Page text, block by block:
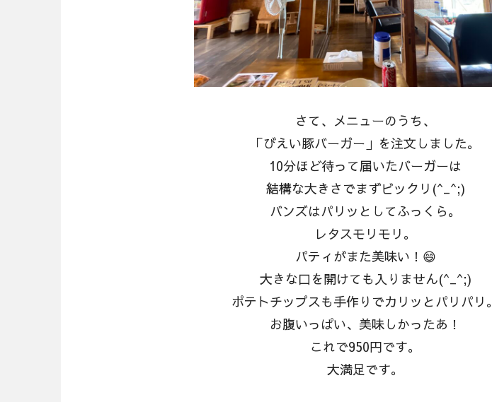
さて、メニューのうち、
「びえい豚バーガー」を注文しました。
10分ほど待って届いたバーガーは
結構な大きさでまずビックリ(^_^;)
バンズはパリッとしてふっくら。
レタスモリモリ。
パティがまた美味い！😄
大きな口を開けても入りません(^_^;)
ポテトチップスも手作りでカリッとパリパリ。
お腹いっぱい、美味しかったあ！
これで950円です。
大満足です。